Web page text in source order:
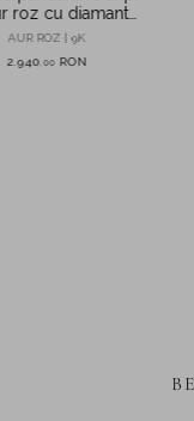
roz cu diamante
create in
laborator
AUR ROZ | 9K
2.940 00 RON